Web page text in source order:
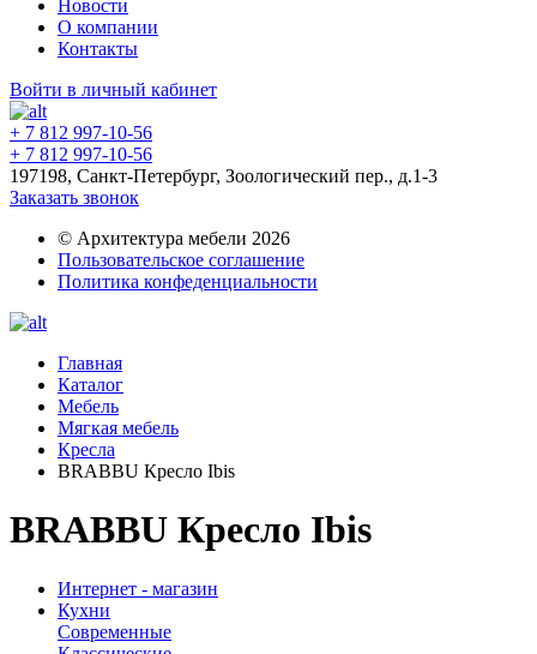
Новости
О компании
Контакты
Войти в личный кабинет
+ 7 812 997-10-56
+ 7 812 997-10-56
197198, Санкт-Петербург, Зоологический пер., д.1-3
Заказать звонок
© Архитектура мебели 2026
Пользовательское соглашение
Политика конфеденциальности
Главная
Каталог
Мебель
Мягкая мебель
Кресла
BRABBU Кресло Ibis
BRABBU Кресло Ibis
Интернет - магазин
Кухни
Современные